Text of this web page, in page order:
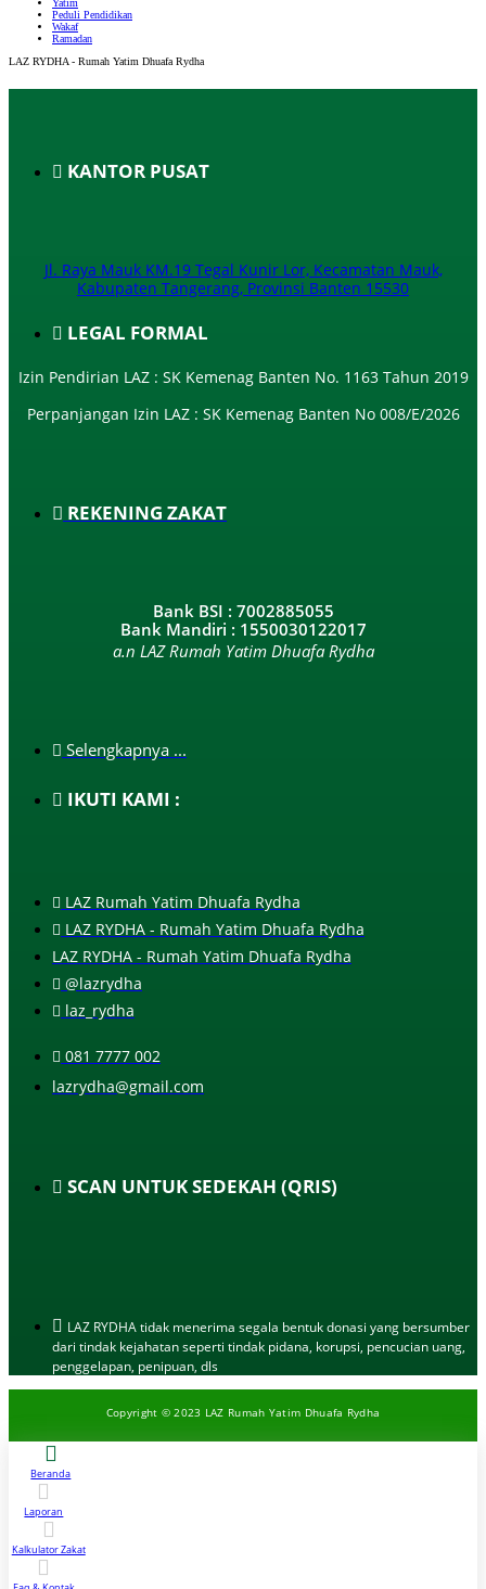
Yatim
Peduli Pendidikan
Wakaf
Ramadan
LAZ RYDHA - Rumah Yatim Dhuafa Rydha
KANTOR PUSAT
Jl. Raya Mauk KM.19 Tegal Kunir Lor, Kecamatan Mauk,
Kabupaten Tangerang, Provinsi Banten 15530
LEGAL FORMAL
Izin Pendirian LAZ : SK Kemenag Banten No. 1163 Tahun 2019
Perpanjangan Izin LAZ : SK Kemenag Banten No 008/E/2026​
REKENING ZAKAT
Bank BSI : 7002885055
Bank Mandiri : 1550030122017
a.n LAZ Rumah Yatim Dhuafa Rydha
Selengkapnya ...
IKUTI KAMI :
LAZ Rumah Yatim Dhuafa Rydha
LAZ RYDHA - Rumah Yatim Dhuafa Rydha
LAZ RYDHA - Rumah Yatim Dhuafa Rydha
@lazrydha
laz_rydha
081 7777 002
lazrydha@gmail.com
SCAN UNTUK SEDEKAH (QRIS)
LAZ RYDHA tidak menerima segala bentuk donasi yang bersumber
dari tindak kejahatan seperti tindak pidana, korupsi, pencucian uang,
penggelapan, penipuan, dls
Copyright © 2023 LAZ Rumah Yatim Dhuafa Rydha
Beranda
Laporan
Kalkulator Zakat